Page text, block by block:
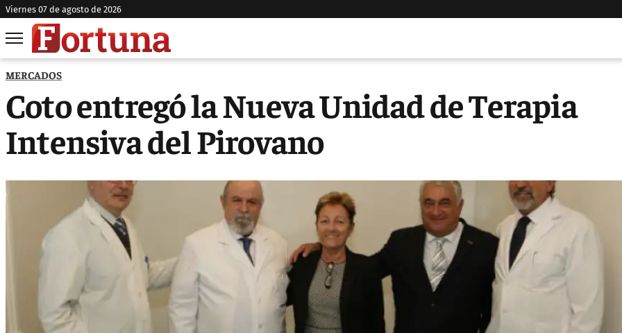
viernes 07 de agosto de 2026
MERCADOS
Coto entregó la Nueva Unidad de Terapia
Intensiva del Pirovano